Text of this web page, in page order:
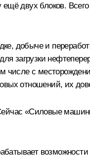
двух блоков.
добыче и
загрузки
с
отношений, их
«Силовые